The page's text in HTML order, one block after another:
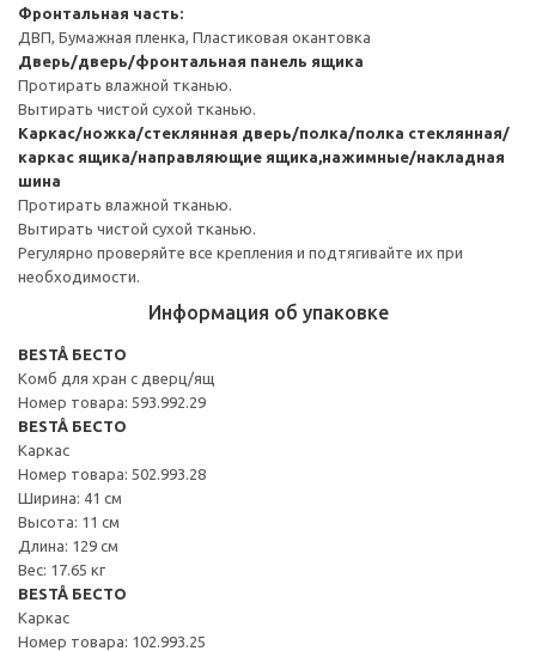
Фронтальная часть:
ДВП, Бумажная пленка, Пластиковая окантовка
Дверь/дверь/фронтальная панель ящика
Протирать влажной тканью.
Вытирать чистой сухой тканью.
Каркас/ножка/стеклянная дверь/полка/полка стеклянная/
каркас ящика/направляющие ящика,нажимные/накладная
шина
Протирать влажной тканью.
Вытирать чистой сухой тканью.
Регулярно проверяйте все крепления и подтягивайте их при
необходимости.
Информация об упаковке
BESTÅ БЕСТО
Комб для хран с дверц/ящ
Номер товара: 593.992.29
BESTÅ БЕСТО
Каркас
Номер товара: 502.993.28
Ширина: 41 см
Высота: 11 см
Длина: 129 см
Вес: 17.65 кг
BESTÅ БЕСТО
Каркас
Номер товара: 102.993.25